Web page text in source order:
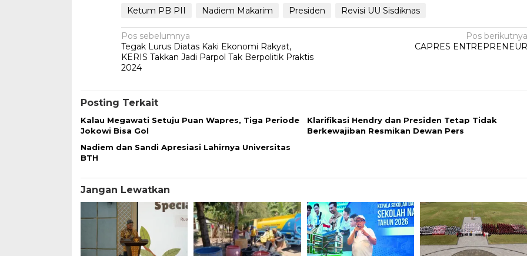
Ketum PB PII Nadiem Makarim Presiden Revisi UU Sisdiknas
Navigasi
pos
Pos sebelumnya
Tegak Lurus Diatas Kaki Ekonomi Rakyat,
KERIS Takkan Jadi Parpol Tak Berpolitik Praktis
2024
Pos berikutnya
CAPRES ENTREPRENEUR
Posting Terkait
Kalau Megawati Setuju Puan Wapres, Tiga Periode
Jokowi Bisa Gol
Klarifikasi Hendry dan Presiden Tetap Tidak
Berkewajiban Resmikan Dewan Pers
Nadiem dan Sandi Apresiasi Lahirnya Universitas
BTH
Jangan Lewatkan